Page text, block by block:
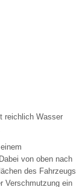
reichlich Wasser
von oben nach
des Fahrzeugs
Verschmutzung ein